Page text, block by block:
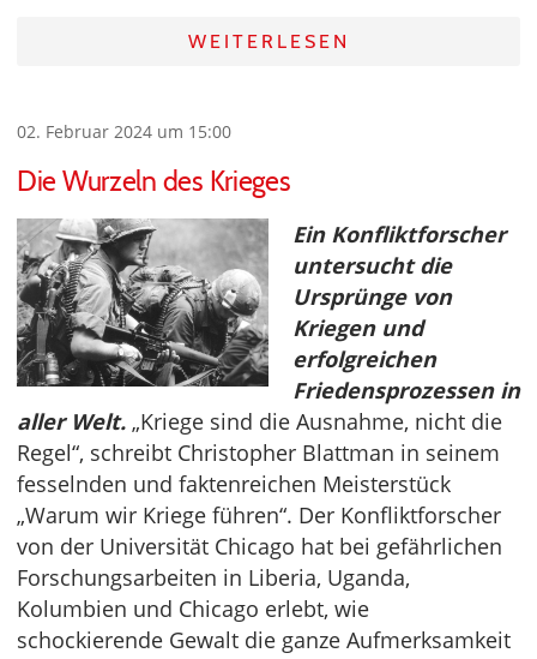
WEITERLESEN
02. Februar 2024 um 15:00
Die Wurzeln des Krieges
Ein Konfliktforscher
untersucht die
Ursprünge von
Kriegen und
erfolgreichen
Friedensprozessen in
aller Welt. „Kriege sind die Ausnahme, nicht die
Regel“, schreibt Christopher Blattman in seinem
fesselnden und faktenreichen Meisterstück
„Warum wir Kriege führen“. Der Konfliktforscher
von der Universität Chicago hat bei gefährlichen
Forschungsarbeiten in Liberia, Uganda,
Kolumbien und Chicago erlebt, wie
schockierende Gewalt die ganze Aufmerksamkeit